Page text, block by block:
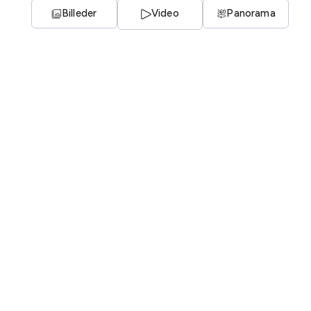
Billeder Video Panorama